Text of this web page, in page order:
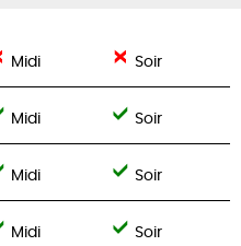
Midi Soir
Midi Soir
Midi Soir
Midi Soir